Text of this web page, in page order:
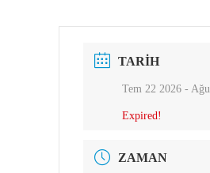
TARIH
Tem 22 2026 -
Expired!
ZAMAN